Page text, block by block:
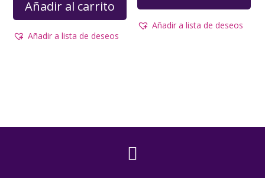
Añadir al carrito
Añadir a lista de deseos
Añadir a lista de deseos
